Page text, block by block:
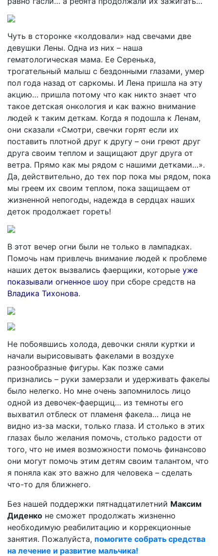
Чуть в сторонке «колдовали» над свечами две
девушки Лены. Одна из них – наша
гематологическая мама. Ее Серенька,
трогательный малыш с бездонными глазами, умер
пол года назад от саркомы. И Лена пришла на эту
акцию… пришла потому что как никто знает что
такое детская онкология и как важно внимание
людей к таким деткам. Когда я подошла к Ленам,
они сказали «Смотри, свечки горят если их
поставить плотной друг к другу – они греют друг
друга своим теплом и защищают друг друга от
ветра. Прямо как мы рядом с нашими детками…».
Да, действительно, до тех пор пока мы рядом, пока
мы греем их своим теплом, пока защищаем от
жизненной непогоды, надежда в сердцах наших
деток продолжает гореть!
В этот вечер огни были не только в лампадках.
Помочь нам привлечь внимание людей к проблеме
наших деток вызвались фаерщики, которые уже
показывали огненное шоу при сборе средств на
Владика Тихонова.
Не побоявшись холода, девочки сняли куртки и
начали вырисовывать факелами в воздухе
разнообразные фигуры. Как позже сами
признались – руки замерзали и удерживать факелы
было нелегко. Но мне очень запомнилось лицо
одной из девочек-фаерщиц… из темноты его
выхватил отблеск от пламеня факела… лица не
видно из-за маски, только глаза. И столько в этих
глазах было желания помочь, столько радости от
того, что не имея возможности помочь финансово
они могут помочь этим детям своим талантом, что
я поняла как это важно для человека – сделать
что-то для ближнего.
Без нашей поддержки пятнадцатилетний Максим
Диденко не сможет продолжать жизненно
необходимую реабилитацию и коррекционные
занятия. Пожалуйста, помогите собрать средства
на лечение и развитие мальчика!